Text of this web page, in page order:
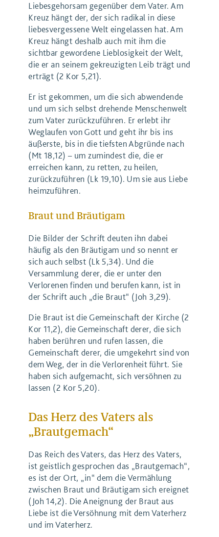
Liebesgehorsam gegenüber dem Vater. Am
Kreuz hängt der, der sich radikal in diese
liebesvergessene Welt eingelassen hat. Am
Kreuz hängt deshalb auch mit ihm die
sichtbar gewordene Lieblosigkeit der Welt,
die er an seinem gekreuzigten Leib trägt und
erträgt (2 Kor 5,21).
Er ist gekommen, um die sich abwendende
und um sich selbst drehende Menschenwelt
zum Vater zurückzuführen. Er erlebt ihr
Weglaufen von Gott und geht ihr bis ins
äußerste, bis in die tiefsten Abgründe nach
(Mt 18,12) – um zumindest die, die er
erreichen kann, zu retten, zu heilen,
zurückzuführen (Lk 19,10). Um sie aus Liebe
heimzuführen.
Braut und Bräutigam
Die Bilder der Schrift deuten ihn dabei
häufig als den Bräutigam und so nennt er
sich auch selbst (Lk 5,34). Und die
Versammlung derer, die er unter den
Verlorenen finden und berufen kann, ist in
der Schrift auch „die Braut“ (Joh 3,29).
Die Braut ist die Gemeinschaft der Kirche (2
Kor 11,2), die Gemeinschaft derer, die sich
haben berühren und rufen lassen, die
Gemeinschaft derer, die umgekehrt sind von
dem Weg, der in die Verlorenheit führt. Sie
haben sich aufgemacht, sich versöhnen zu
lassen (2 Kor 5,20).
Das Herz des Vaters als
„Brautgemach“
Das Reich des Vaters, das Herz des Vaters,
ist geistlich gesprochen das „Brautgemach“,
es ist der Ort, „in“ dem die Vermählung
zwischen Braut und Bräutigam sich ereignet
(Joh 14,2). Die Aneignung der Braut aus
Liebe ist die Versöhnung mit dem Vaterherz
und im Vaterherz.